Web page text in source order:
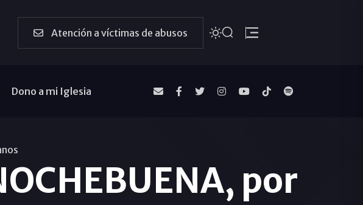
Atención a víctimas de abusos
Dono a mi Iglesia
por